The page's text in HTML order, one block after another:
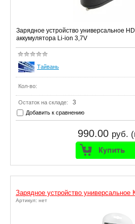
Зарядное устройство универсальное
аккумулятора Li-ion 3,7V
Тайвань
Кол-во:
Остаток на складе: 3
Добавить к сравнению
990.00 руб.
Зарядное устройство
Артикул: нет